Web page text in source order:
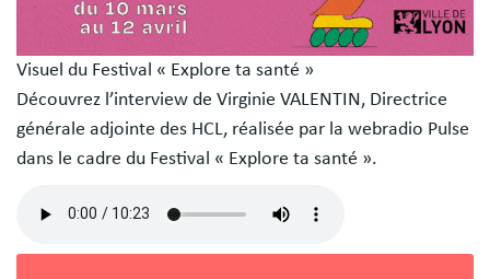
Visuel du Festival « Explore ta santé »
Découvrez l’interview de Virginie VALENTIN, Directrice
générale adjointe des HCL, réalisée par la webradio Pulse
dans le cadre du Festival « Explore ta santé ».
audio